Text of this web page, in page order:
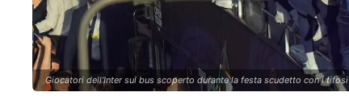
Giocatori dell'Inter sul bus scoperto durante la festa scudetto con i tifosi